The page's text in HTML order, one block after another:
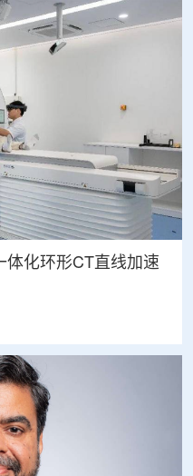
体化环形CT直线加速